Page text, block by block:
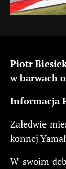
Piotr
w barwach
Informacja
Zaledwie
konnej
W swoim